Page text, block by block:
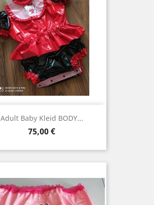
Adult Baby Kleid BODY...
Preis
75,00 €